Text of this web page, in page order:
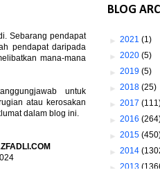
Sebarang pendapat
pendapat daripada
mana-mana
untuk
atau kerosakan
dalam blog ini.
BLOG
► 2021 (1)
► 2020 (5)
► 2019 (5)
► 2018 (25)
► 2017
► 2016
► 2015
► 2014
► 2013